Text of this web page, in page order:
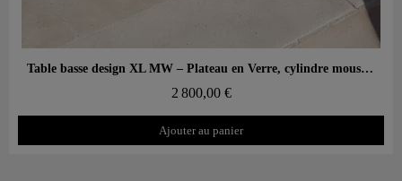
Aperçu rapide Table basse design XL MW – Plateau en Verre, cylindre mousse alvéolaire
2 800,00 €
Ajouter au panier